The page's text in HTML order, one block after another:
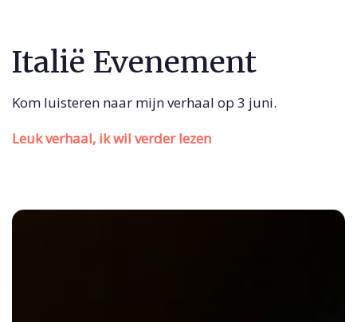
Italië Evenement
Kom luisteren naar mijn verhaal op 3 juni.
Leuk verhaal, ik wil verder lezen